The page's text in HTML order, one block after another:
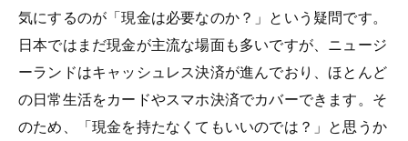
気にするのが「現金は必要なのか？」という疑問です。
日本ではまだ現金が主流な場面も多いですが、ニュージ
ーランドはキャッシュレス決済が進んでおり、ほとんど
の日常生活をカードやスマホ決済でカバーできます。そ
のため、「現金を持たなくてもいいのでは？」と思うか